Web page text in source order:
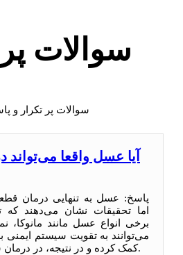
سوالات پر
سوالات پر تکرار و
آیا عسل واقعا
پاسخ: عسل به تنهایی درمان
اما تحقیقات نشان می‌دهند که
برخی انواع عسل مانند مانوکا،
می‌توانند به تقویت سیستم ایمنی
کمک کرده و در نتیجه، در درمان سرطان موثر باشند.